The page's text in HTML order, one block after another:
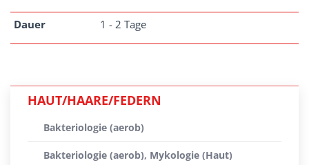
Dauer 1 - 2 Tage
HAUT/HAARE/FEDERN
Bakteriologie (aerob)
Bakteriologie (aerob), Mykologie (Haut)